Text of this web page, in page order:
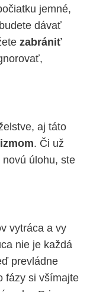
jemné,
dávať
zabrániť
aj táto
. Či už
úlohu, ste
vytráca a vy
nie je každá
prevládne
fázy si všímajte